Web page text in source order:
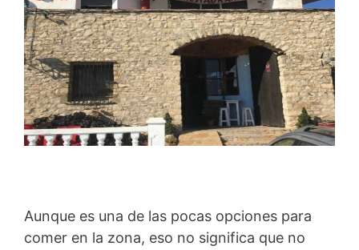
Aunque es una de las pocas opciones para
comer en la zona, eso no significa que no